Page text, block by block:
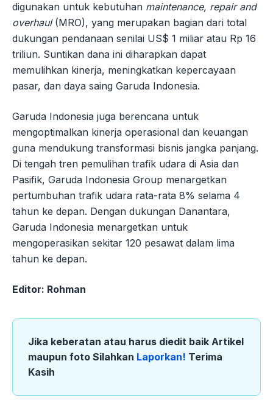
digunakan untuk kebutuhan maintenance, repair and
overhaul(MRO), yang merupakan bagian dari total
dukungan pendanaan senilai US$ 1 miliar atau Rp 16
triliun. Suntikan dana ini diharapkan dapat
memulihkan kinerja, meningkatkan kepercayaan
pasar, dan daya saing Garuda Indonesia.
Garuda Indonesia juga berencana untuk
mengoptimalkan kinerja operasional dan keuangan
guna mendukung transformasi bisnis jangka panjang.
Di tengah tren pemulihan trafik udara di Asia dan
Pasifik, Garuda Indonesia Group menargetkan
pertumbuhan trafik udara rata-rata 8% selama 4
tahun ke depan. Dengan dukungan Danantara,
Garuda Indonesia menargetkan untuk
mengoperasikan sekitar 120 pesawat dalam lima
tahun ke depan.
Editor: Rohman
Jika keberatan atau harus diedit baik Artikel
maupun foto Silahkan Laporkan! Terima
Kasih